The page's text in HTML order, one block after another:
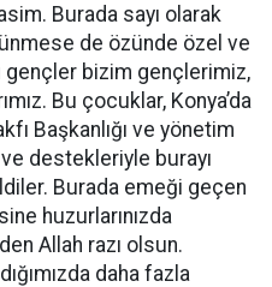
Burada sayı olarak
de özünde özel ve
gençler bizim gençlerimiz,
Bu çocuklar, Konya’da
Başkanlığı ve yönetim
destekleriyle burayı
Burada emeği geçen
huzurlarınızda
Allah razı olsun.
daha fazla